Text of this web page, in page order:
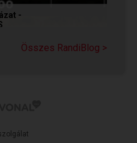
-
elengedni, de
Összes RandiBlog >